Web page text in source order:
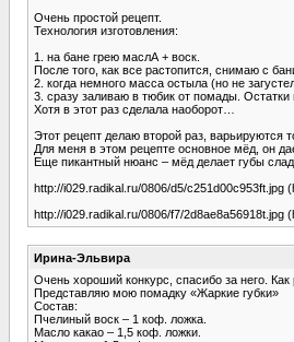
Очень простой рецепт.
Технология изготовления:
1. на бане грею маслА + воск.
После того, как все растопится, снимаю с
2. когда немного масса остыла (но не
3. сразу заливаю в тюбик от помады. Остатки
Хотя в этот раз сделала наоборот…
Этот рецепт делаю второй раз,
Для меня в этом рецепте основное мёд, он
Еще пикантный нюанс – мёд делает губы
http://i029.radikal.ru/0806/d5/c251d00c953ft.jpg
http://i029.radikal.ru/0806/f7/2d8ae8a56918t.jpg
Ирина-Эльвира
Очень хороший конкурс, спасибо за него.
Представляю мою помадку «Жаркие губки»
Состав:
Пчелиный воск – 1 коф. ложка.
Масло какао – 1,5 коф. ложки.